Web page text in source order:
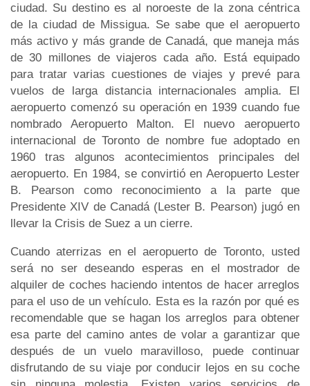
ciudad. Su destino es al noroeste de la zona céntrica
de la ciudad de Missigua. Se sabe que el aeropuerto
más activo y más grande de Canadá, que maneja más
de 30 millones de viajeros cada año. Está equipado
para tratar varias cuestiones de viajes y prevé para
vuelos de larga distancia internacionales amplia. El
aeropuerto comenzó su operación en 1939 cuando fue
nombrado Aeropuerto Malton. El nuevo aeropuerto
internacional de Toronto de nombre fue adoptado en
1960 tras algunos acontecimientos principales del
aeropuerto. En 1984, se convirtió en Aeropuerto Lester
B. Pearson como reconocimiento a la parte que
Presidente XIV de Canadá (Lester B. Pearson) jugó en
llevar la Crisis de Suez a un cierre.
Cuando aterrizas en el aeropuerto de Toronto, usted
será no ser deseando esperas en el mostrador de
alquiler de coches haciendo intentos de hacer arreglos
para el uso de un vehículo. Esta es la razón por qué es
recomendable que se hagan los arreglos para obtener
esa parte del camino antes de volar a garantizar que
después de un vuelo maravilloso, puede continuar
disfrutando de su viaje por conducir lejos en su coche